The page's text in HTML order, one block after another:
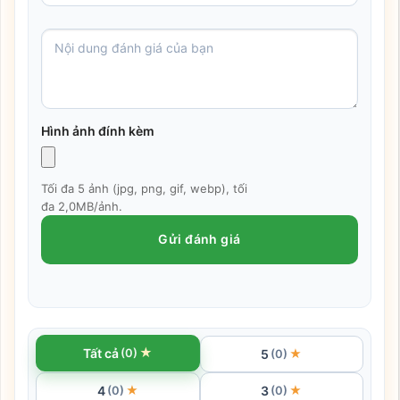
Popup chọn mua sản phẩm
Khách hàng của bạn có thể đặt món ăn đồ
uống, chọn 1 hoặc nhiều món thêm, hay thay
đổi số lượng món ăn.
Thêm note cho món ăn, thức uống. Tự tính toán
giá ngay khi khách chọn.
Hình ảnh đính kèm
Tối đa 5 ảnh (jpg, png, gif, webp), tối
đa 2,0MB/ảnh.
Gửi đánh giá
Tất cả (0) ★ 5 (0) ★
4 (0) ★ 3 (0) ★